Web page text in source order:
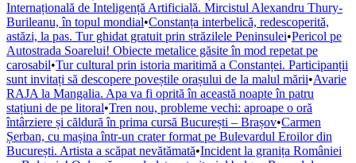
Internațională de Inteligență Artificială. Mircistul Alexandru Thury-
Burileanu, în topul mondial•Constanța interbelică, redescoperită,
astăzi, la pas. Tur ghidat gratuit prin străzilele Peninsulei•Pericol pe
Autostrada Soarelui! Obiecte metalice găsite în mod repetat pe
carosabil•Tur cultural prin istoria maritimă a Constanței. Participanții
sunt invitați să descopere poveștile orașului de la malul mării•Avarie
RAJA la Mangalia. Apa va fi oprită în această noapte în patru
stațiuni de pe litoral•Tren nou, probleme vechi: aproape o oră
întârziere și căldură în prima cursă București – Brașov•Carmen
Șerban, cu mașina într-un crater format pe Bulevardul Eroilor din
București. Artista a scăpat nevătămată•Incident la granița României